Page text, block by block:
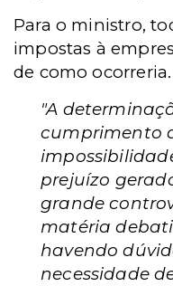
Para o ministro,
impostas à
de como ocorreria.
"A
cumprimento
prejuízo
grande
matéria
havendo
necessidade